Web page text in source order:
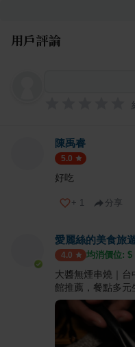
用戶評論
陳禹睿
5.0
好吃
+ 1 分享
愛麗絲的美食旅
4.0 均消價位: $
大醬無煙串燒｜
館推薦，餐點多元